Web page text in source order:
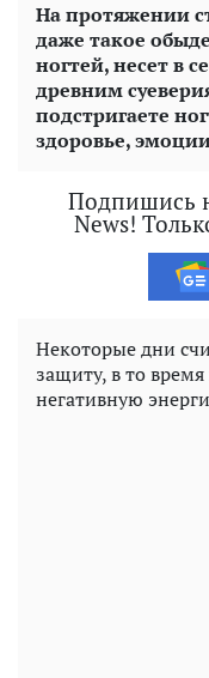
На протяжении
даже такое
ногтей, несет в
древним
подстригаете
здоровье,
Подпишись
News!
Некоторые дни
защиту, в то
негативную